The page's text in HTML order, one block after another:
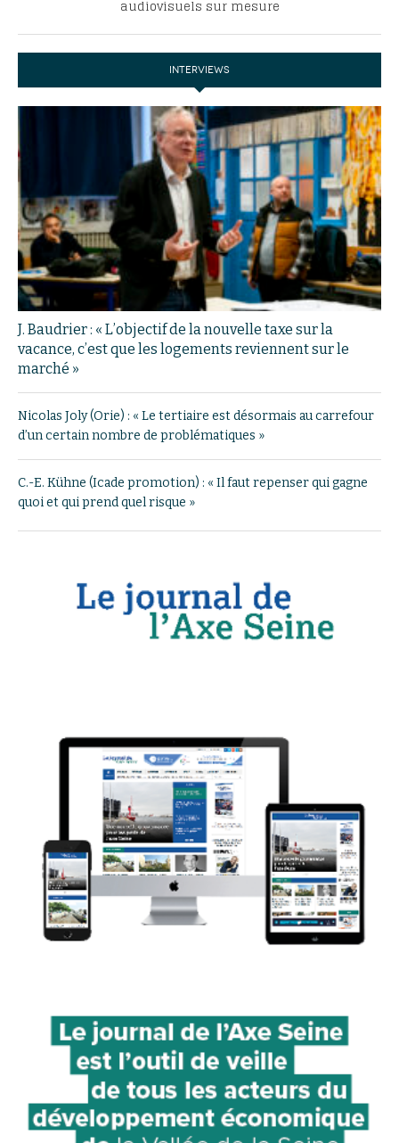
audiovisuels sur mesure
INTERVIEWS
J. Baudrier : « L’objectif de la nouvelle taxe sur la
vacance, c’est que les logements reviennent sur le
marché »
Nicolas Joly (Orie) : « Le tertiaire est désormais au carrefour
d’un certain nombre de problématiques »
C.-E. Kühne (Icade promotion) : « Il faut repenser qui gagne
quoi et qui prend quel risque »